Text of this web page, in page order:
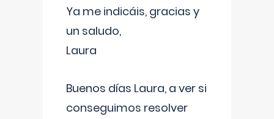
Ya me indicáis, gracias y
un saludo,
Laura
Buenos días Laura, a ver si
conseguimos resolver